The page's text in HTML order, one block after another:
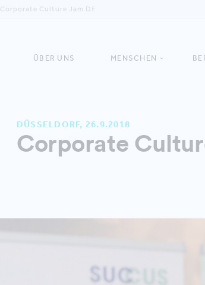
Corporate Culture Jam DE
ÜBER UNS MENSCHEN
DÜSSELDORF, 26.9.2018
Corporate